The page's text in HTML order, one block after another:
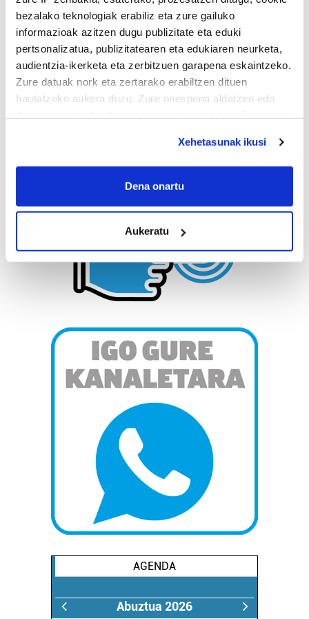
bezalako teknologiak erabiliz eta zure gailuko
informazioak azitzen dugu publizitate eta eduki
pertsonalizatua, publizitatearen eta edukiaren neurketa,
audientzia-ikerketa eta zerbitzuen garapena eskaintzeko.
Zure datuak nork eta zertarako erabiltzen dituen
hautatzeko aukera duzu. Zure onespena aldatzen edo
If you allow, we would also like to:
Collect information about your geographical
Identify your device by actively scanning it for
specific characteristics (fingerprinting)
Find out more about how your personal data is processed
and set your preferences in the
details section
prozesatzen ditugu, zure IP zenbakia, besteak beste,
teknologia erabiliz, cookieak adibidez, iragarki eta eduki
pertsonalizatuak eskaintzeko, iragarkiak eta edukia
neurtzeko, jendeari buruzko informazioa biltzeko eta
produktuak garatzeko. Zure datuak nork eta zertarako
erabiltzen dituen hauta dezakezu.
Bazkide batzuek ez dizute baimenik eskatzen, eta beren
interes komertzial legitimoetan babesten dira. Ikusi gure
bazkideen zerrenda, beren ustez zein helburutarako
duten interes legitimoa eta horren aurka nola egin
dezakezun ikusteko.
buruzko informazio gehiago eta ezarri zure lehentasunak
zure baimena Cookieen adierazpenean.
Xehetasunak ikusi
Dena onartu
Aukeratu
AGENDA
Abuztua 2026